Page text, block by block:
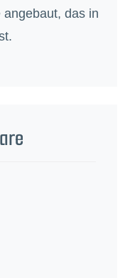
das in